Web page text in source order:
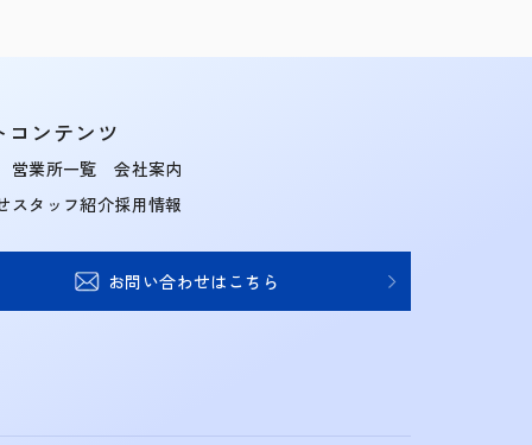
コンテンツ
営業所一覧
スタッフ紹介
会社案内
採用情報
お問い合わせはこちら